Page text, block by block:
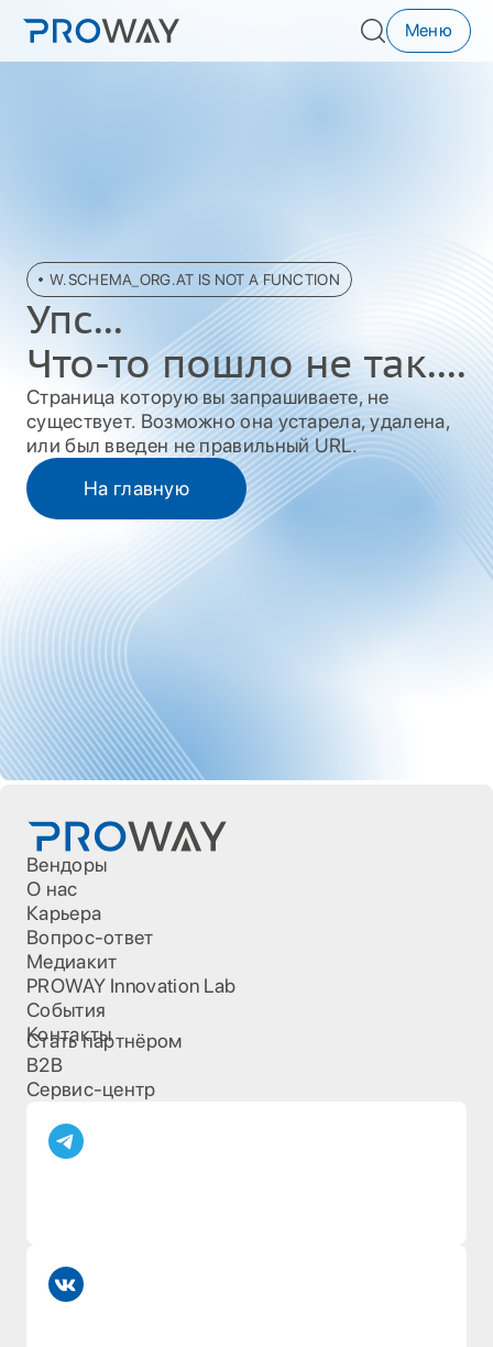
Меню
W.SCHEMA_ORG.AT IS NOT A FUNCTION
Упc...
Что-то пошло не так....
Страница которую вы запрашиваете, не
существует. Возможно она устарела, удалена,
или был введен не правильный URL.
На главную
Вендоры
О нас
Карьера
Вопрос-ответ
Медиакит
PROWAY Innovation Lab
События
Контакты
Стать партнёром
B2B
Сервис-центр